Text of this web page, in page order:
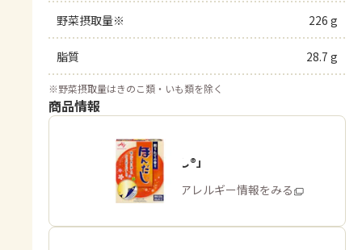
野菜摂取量※ 226 g
脂質 28.7 g
※野菜摂取量はきのこ類・いも類を除く
商品情報
「ほんだし®」
商品・アレルギー情報をみる